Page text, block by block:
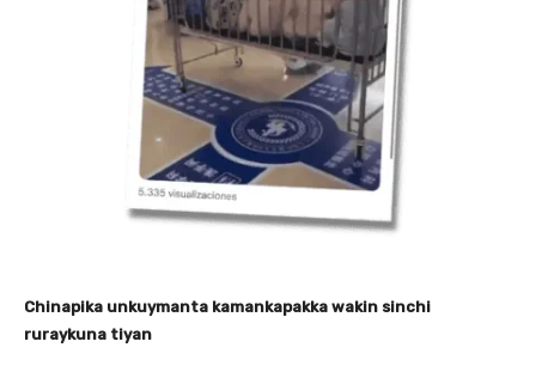
Chinapika unkuymanta kamankapakka wakin sinchi
ruraykuna tiyan